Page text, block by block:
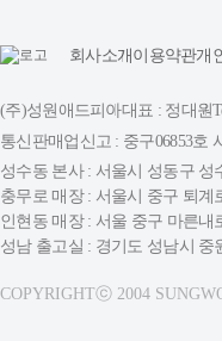
회사소개 이용약관개
(주)성원애드피아대표 : 정대원
통신판매업신고 : 중구06853호
성수동 본사 : 서울시 성동구 성
충무로 매장 : 서울시 중구 퇴계
인현동 매장 : 서울 중구 마른내
성남 출고실 : 경기도 성남시 중
COPYRIGHTⓒ 2004